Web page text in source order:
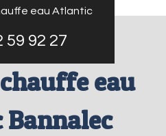
eau Atlantic
59 92 27
eau